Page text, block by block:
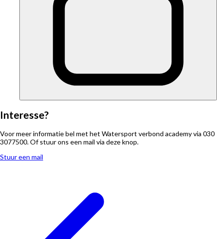
Interesse?
Voor meer informatie bel met het Watersport verbond academy via 030
3077500. Of stuur ons een mail via deze knop.
Stuur een mail